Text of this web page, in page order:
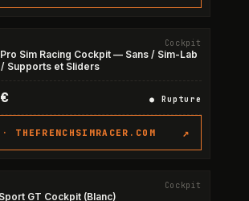
Cockpit
Sim Racing Cockpit — Sans / Sim-Lab
/ Supports et Sliders
● Rupture
· THEFRENCHSIMRACER.COM ↗
Cockpit
GT Cockpit (Blanc)